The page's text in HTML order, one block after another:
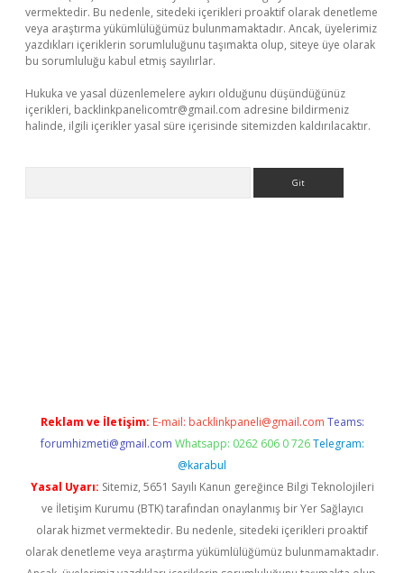
vermektedir. Bu nedenle, sitedeki içerikleri proaktif olarak denetleme
veya araştırma yükümlülüğümüz bulunmamaktadır. Ancak, üyelerimiz
yazdıkları içeriklerin sorumluluğunu taşımakta olup, siteye üye olarak
bu sorumluluğu kabul etmiş sayılırlar.
Hukuka ve yasal düzenlemelere aykırı olduğunu düşündüğünüz
içerikleri, backlinkpanelicomtr@gmail.com adresine bildirmeniz
halinde, ilgili içerikler yasal süre içerisinde sitemizden kaldırılacaktır.
Reklam ve İletişim: E-mail: backlinkpaneli@gmail.com Teams:
forumhizmeti@gmail.com Whatsapp: 0262 606 0 726 Telegram:
@karabul
Yasal Uyarı: Sitemiz, 5651 Sayılı Kanun gereğince Bilgi Teknolojileri
ve İletişim Kurumu (BTK) tarafından onaylanmış bir Yer Sağlayıcı
olarak hizmet vermektedir. Bu nedenle, sitedeki içerikleri proaktif
olarak denetleme veya araştırma yükümlülüğümüz bulunmamaktadır.